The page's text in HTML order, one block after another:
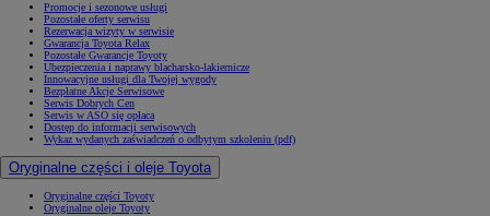
Promocje i sezonowe usługi
Pozostałe oferty serwisu
Rezerwacja wizyty w serwisie
Gwarancja Toyota Relax
Pozostałe Gwarancje Toyoty
Ubezpieczenia i naprawy blacharsko-lakiernicze
Innowacyjne usługi dla Twojej wygody
Bezpłatne Akcje Serwisowe
Serwis Dobrych Cen
Serwis w ASO się opłaca
Dostęp do informacji serwisowych
Wykaz wydanych zaświadczeń o odbytym szkoleniu (pdf)
Oryginalne części i oleje Toyota
Oryginalne części Toyoty
Oryginalne oleje Toyoty